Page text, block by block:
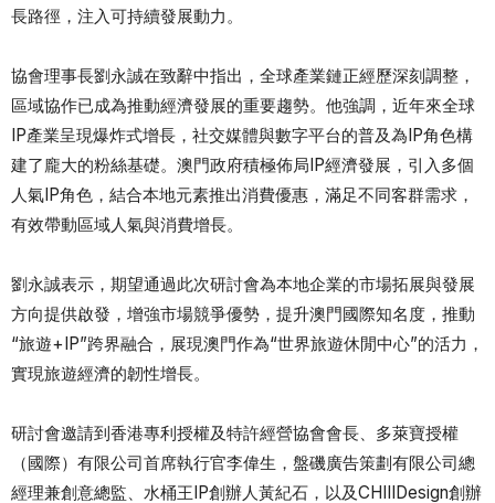
長路徑，注入可持續發展動力。
協會理事長劉永誠在致辭中指出，全球產業鏈正經歷深刻調整，
區域協作已成為推動經濟發展的重要趨勢。他強調，近年來全球
IP產業呈現爆炸式增長，社交媒體與數字平台的普及為IP角色構
建了龐大的粉絲基礎。澳門政府積極佈局IP經濟發展，引入多個
人氣IP角色，結合本地元素推出消費優惠，滿足不同客群需求，
有效帶動區域人氣與消費增長。
劉永誠表示，期望通過此次研討會為本地企業的市場拓展與發展
方向提供啟發，增強市場競爭優勢，提升澳門國際知名度，推動
“旅遊+IP”跨界融合，展現澳門作為“世界旅遊休閒中心”的活力，
實現旅遊經濟的韌性增長。
研討會邀請到香港專利授權及特許經營協會會長、多萊寶授權
（國際）有限公司首席執行官李偉生，盤磯廣告策劃有限公司總
經理兼創意總監、水桶王IP創辦人黃紀石，以及CHIIIDesign創辦